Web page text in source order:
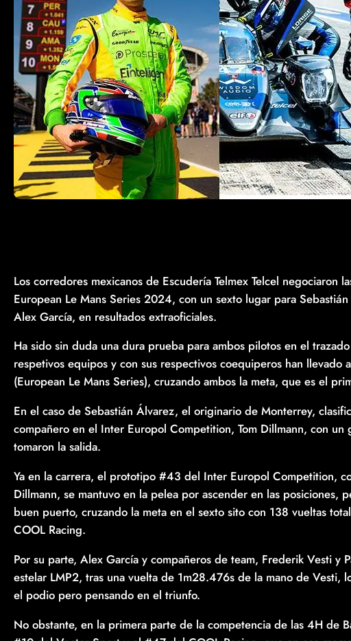
Los corredores mexicanos de Escudería Telmex Telcel negociaron
European Le Mans Series 2024, con un sexto lugar para
Alex García, en resultados extraoficiales.
Ha sido sin duda una dura prueba para ambos pilotos en el
respetivos equipos y con sus respectivos coequiperos han llevado
(European Le Mans Series), cruzando ambos la meta, que es el
En el caso de Sebastián Álvarez, el originario de Monterrey,
compañero en el Inter Europol Competition, Tom Dillmann, con
tomaron la salida.
Ya en la carrera, el prototipo #43 del Inter Europol Competition,
Dillmann, se mantuvo en la pelea por ascender en las posiciones,
buen puerto, cruzando la meta en el sexto sito con 138 vueltas
COOL Racing.
Por su parte, Alex García y compañeros de team, Frederik Vesti y
estelar LMP2, tras una vuelta de 1m28.476s de la mano de Vesti,
el podio pero pensando en el triunfo.
No obstante, en la primera parte de la competencia de las 4H de